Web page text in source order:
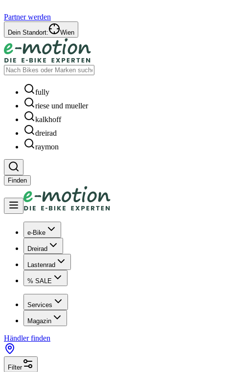
Partner werden
Dein Standort: Wien
fully
riese und mueller
kalkhoff
dreirad
raymon
Finden
e-Bike
Dreirad
Lastenrad
% SALE
Services
Magazin
Händler finden
Filter